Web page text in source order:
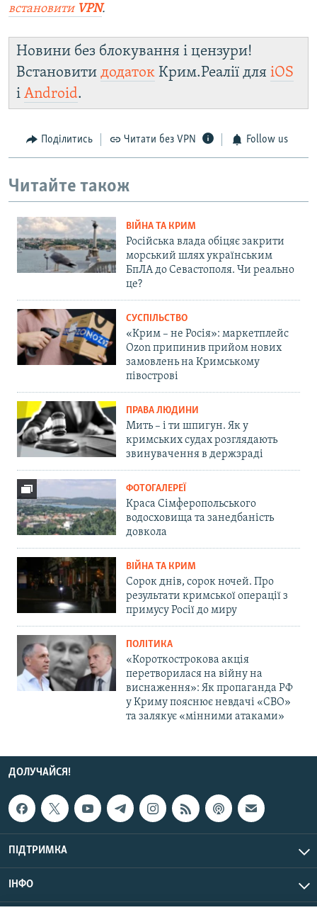
встановити VPN.
Новини без блокування і цензури!
Встановити додаток Крим.Реалії для iOS
і Android.
Поділитись Читати без VPN Follow us
Читайте також
ВІЙНА ТА КРИМ
Російська влада обіцяє закрити
морський шлях українським
БпЛА до Севастополя. Чи реально
це?
СУСПІЛЬСТВО
«Крим – не Росія»: маркетплейс
Ozon припинив прийом нових
замовлень на Кримському
півострові
ПРАВА ЛЮДИНИ
Мить – і ти шпигун. Як у
кримських судах розглядають
звинувачення в держзраді
ФОТОГАЛЕРЕЇ
Краса Сімферопольського
водосховища та занедбаність
довкола
ВІЙНА ТА КРИМ
Сорок днів, сорок ночей. Про
результати кримської операції з
примусу Росії до миру
ПОЛІТИКА
«Короткострокова акція
перетворилася на війну на
виснаження»: Як пропаганда РФ
у Криму пояснює невдачі «СВО»
та залякує «мінними атаками»
ДОЛУЧАЙСЯ!
ПІДТРИМКА
ІНФО